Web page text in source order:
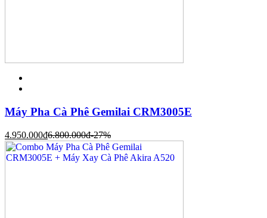
Máy Pha Cà Phê Gemilai CRM3005E
4.950.000đ6.800.000đ-27%